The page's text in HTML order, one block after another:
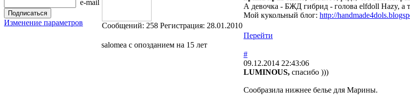
e-mail
Изменение параметров Cообщений: 258 Регистрация: 28.01.2010
А девочка - БЖД гибрид - голова elfdoll Hazy, а
Мой кукольный блог: http://
Перейти
salomea с опозданием на 15 лет
#
09.12.2014 22:43:06
LUMINOUS, спасибо )))
Сообразила нижнее белье для Марины.